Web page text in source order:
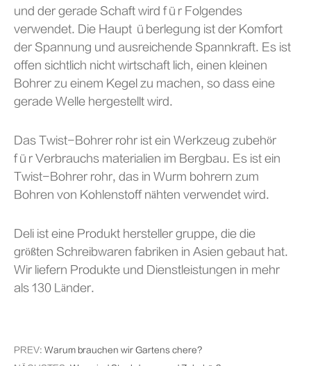
und der gerade Schaft wird für Folgendes
verwendet. Die Haupt überlegung ist der Komfort
der Spannung und ausreichende Spannkraft. Es ist
offen sichtlich nicht wirtschaft lich, einen kleinen
Bohrer zu einem Kegel zu machen, so dass eine
gerade Welle hergestellt wird.
Das Twist-Bohrer rohr ist ein Werkzeug zubehör
für Verbrauchs materialien im Bergbau. Es ist ein
Twist-Bohrer rohr, das in Wurm bohrern zum
Bohren von Kohlenstoff nähten verwendet wird.
Deli ist eine Produkt hersteller gruppe, die die
größten Schreibwaren fabriken in Asien gebaut hat.
Wir liefern Produkte und Dienstleistungen in mehr
als 130 Länder.
PREV: Warum brauchen wir Gartens chere?